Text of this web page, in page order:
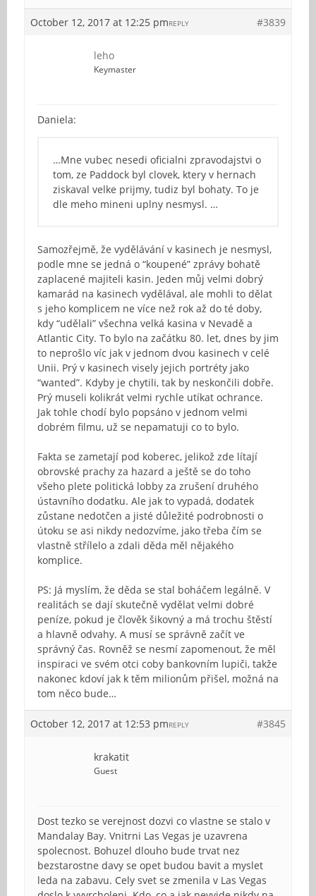
October 12, 2017 at 12:25 pm #3839
REPLY
leho
Keymaster
Daniela:
…Mne vubec nesedi oficialni zpravodajstvi o
tom, ze Paddock byl clovek, ktery v hernach
ziskaval velke prijmy, tudiz byl bohaty. To je
dle meho mineni uplny nesmysl. …
Samozřejmě, že vydělávání v kasinech je nesmysl,
podle mne se jedná o “koupené” zprávy bohatě
zaplacené majiteli kasin. Jeden můj velmi dobrý
kamarád na kasinech vydělával, ale mohli to dělat
s jeho komplicem ne více než rok až do té doby,
kdy “udělali” všechna velká kasina v Nevadě a
Atlantic City. To bylo na začátku 80. let, dnes by jim
to neprošlo víc jak v jednom dvou kasinech v celé
Unii. Prý v kasinech visely jejich portréty jako
“wanted”. Kdyby je chytili, tak by neskončili dobře.
Prý museli kolikrát velmi rychle utíkat ochrance.
Jak tohle chodí bylo popsáno v jednom velmi
dobrém filmu, už se nepamatuji co to bylo.
Fakta se zametají pod koberec, jelikož zde lítají
obrovské prachy za hazard a ještě se do toho
všeho plete politická lobby za zrušení druhého
ústavního dodatku. Ale jak to vypadá, dodatek
zůstane nedotčen a jisté důležité podrobnosti o
útoku se asi nikdy nedozvíme, jako třeba čím se
vlastně střílelo a zdali děda měl nějakého
komplice.
PS: Já myslím, že děda se stal boháčem legálně. V
realitách se dají skutečně vydělat velmi dobré
peníze, pokud je člověk šikovný a má trochu štěstí
a hlavně odvahy. A musí se správně začít ve
správný čas. Rovněž se nesmí zapomenout, že měl
inspiraci ve svém otci coby bankovním lupiči, takže
nakonec kdoví jak k těm milionům přišel, možná na
tom něco bude…
October 12, 2017 at 12:53 pm #3845
REPLY
krakatit
Guest
Dost tezko se verejnost dozvi co vlastne se stalo v
Mandalay Bay. Vnitrni Las Vegas je uzavrena
spolecnost. Bohuzel dlouho bude trvat nez
bezstarostne davy se opet budou bavit a myslet
leda na zabavu. Cely svet se zmenila v Las Vegas